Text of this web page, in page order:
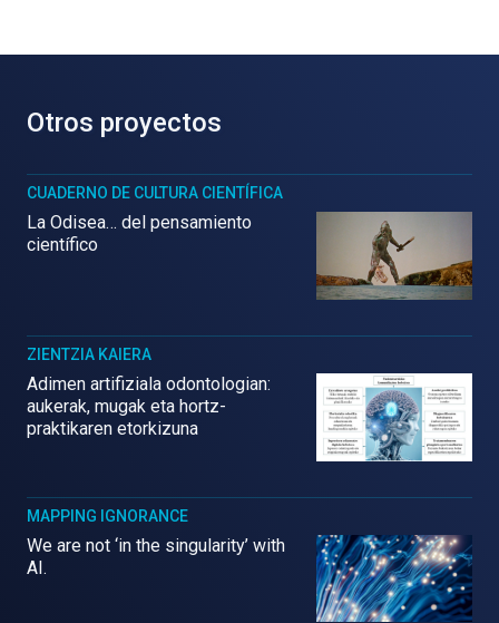
Otros proyectos
CUADERNO DE CULTURA CIENTÍFICA
La Odisea… del pensamiento
científico
ZIENTZIA KAIERA
Adimen artifiziala odontologian:
aukerak, mugak eta hortz-
praktikaren etorkizuna
MAPPING IGNORANCE
We are not ‘in the singularity’ with
AI.